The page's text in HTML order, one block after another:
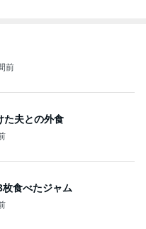
ッズの発売
コいい利用者
トのウエスト